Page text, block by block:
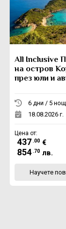
All Inclusive
на остров
през юли и
6 дни / 5
18.08.2026 г.
Цена от:
437 .00 €
854 .70 лв.
Научете